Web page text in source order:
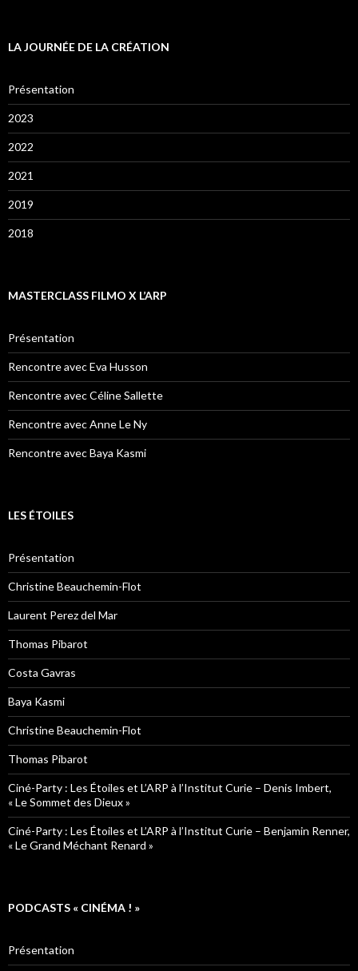
LA JOURNÉE DE LA CRÉATION
Présentation
2023
2022
2021
2019
2018
MASTERCLASS FILMO X L’ARP
Présentation
Rencontre avec Eva Husson
Rencontre avec Céline Sallette
Rencontre avec Anne Le Ny
Rencontre avec Baya Kasmi
LES ÉTOILES
Présentation
Christine Beauchemin-Flot
Laurent Perez del Mar
Thomas Pibarot
Costa Gavras
Baya Kasmi
Christine Beauchemin-Flot
Thomas Pibarot
Ciné-Party : Les Étoiles et L’ARP à l’Institut Curie – Denis Imbert,
« Le Sommet des Dieux »
Ciné-Party : Les Étoiles et L’ARP à l’Institut Curie – Benjamin Renner,
« Le Grand Méchant Renard »
PODCASTS « CINÉMA ! »
Présentation